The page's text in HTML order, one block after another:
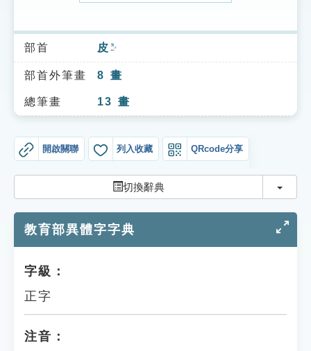
索引選單
知識索引
單字索引
貓頭鷹博士
部首 皮 ㄆㄧˊ
部首外筆畫 8 畫
總筆畫 13 畫
開啟關聯 列入收藏 QRcode分享
切換辭典 切換
教育部異體字字典
字級：
正字
注音：